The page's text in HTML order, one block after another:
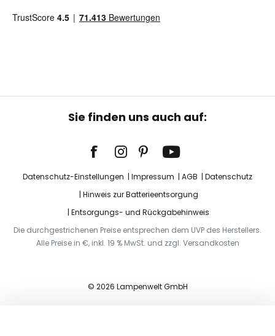
Sie finden uns auch auf:
Datenschutz-Einstellungen Impressum AGB
Datenschutz
Hinweis zur Batterieentsorgung
Entsorgungs- und Rückgabehinweis
Die durchgestrichenen Preise entsprechen dem UVP des Herstellers.
Alle Preise in €, inkl. 19 % MwSt. und zzgl. Versandkosten
© 2026 Lampenwelt GmbH